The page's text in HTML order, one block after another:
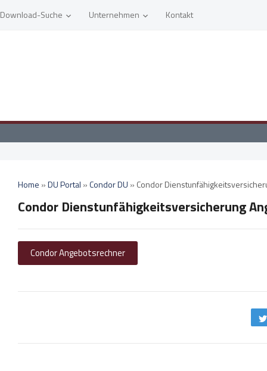
Download-Suche Unternehmen Kontakt
Home »DU Portal »Condor DU » Condor
Condor Dienstunfähigkeitsversicherung
Condor Angebotsrechner